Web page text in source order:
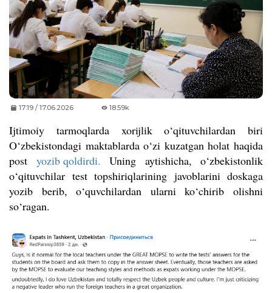
17:19 / 17.06.2026 18.59k
Ijtimoiy tarmoqlarda xorijlik o‘qituvchilardan biri
O‘zbekistondagi maktablarda o‘zi kuzatgan holat haqida
post yozib qoldirdi. Uning aytishicha, o‘zbekistonlik
o‘qituvchilar test topshiriqlarining javoblarini doskaga
yozib berib, o‘quvchilardan ularni ko‘chirib olishni
so‘ragan.